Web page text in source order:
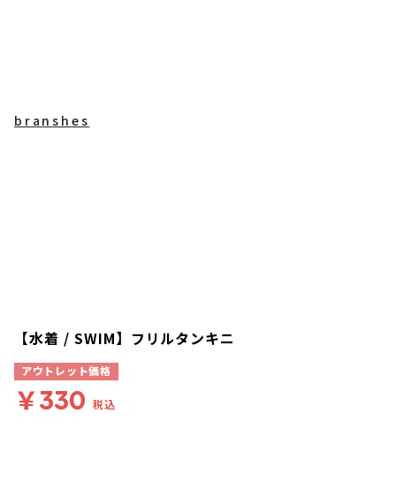
branshes
【水着 / SWIM】フリルタンキニ
アウトレット価格
￥330 税込